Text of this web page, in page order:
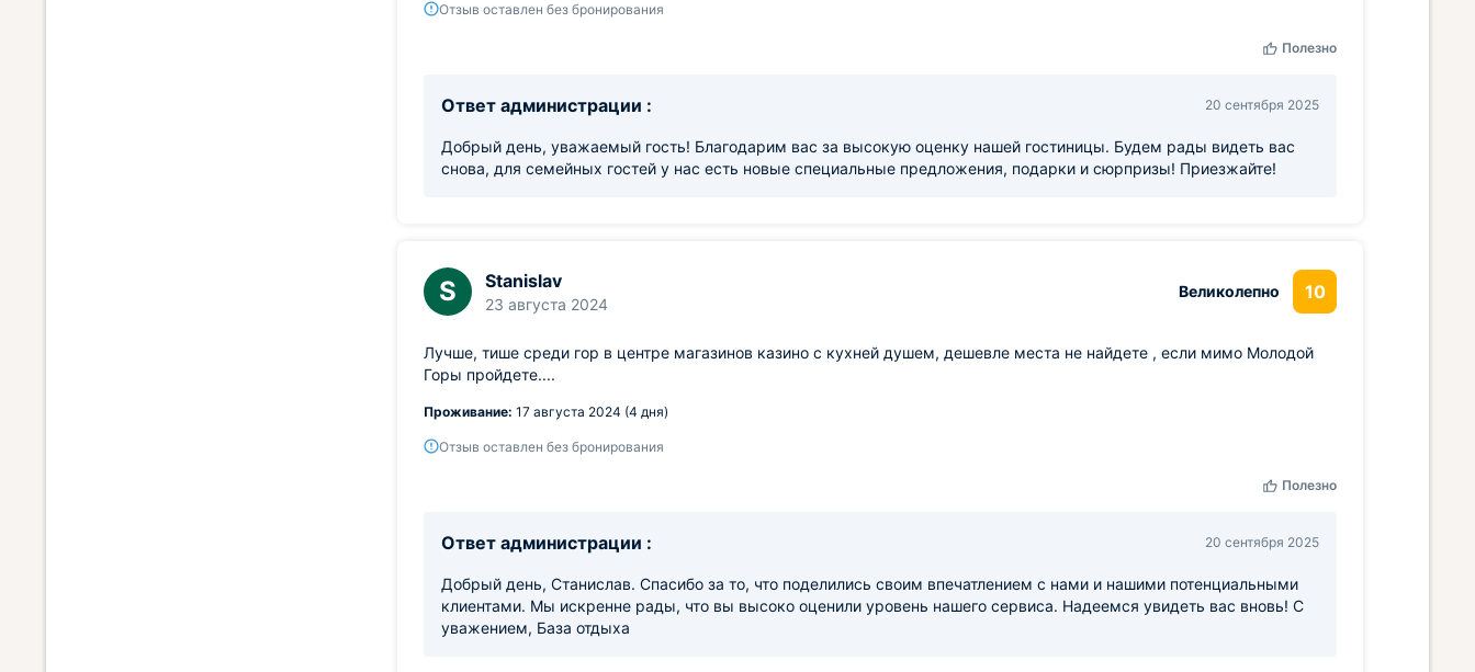
Отзыв оставлен без бронирования
Полезно
Ответ администрации : 20 сентября 2025
Добрый день, уважаемый гость! Благодарим вас за высокую оценку нашей гостиницы. Будем рады видеть вас
снова, для семейных гостей у нас есть новые специальные предложения, подарки и сюрпризы! Приезжайте!
S Stanislav
23 августа 2024
Великолепно 10
Лучше, тише среди гор в центре магазинов казино с кухней душем, дешевле места не найдете , если мимо Молодой
Горы пройдете....
Проживание: 17 августа 2024 (4 дня)
Отзыв оставлен без бронирования
Полезно
Ответ администрации : 20 сентября 2025
Добрый день, Станислав. Спасибо за то, что поделились своим впечатлением с нами и нашими потенциальными
клиентами. Мы искренне рады, что вы высоко оценили уровень нашего сервиса. Надеемся увидеть вас вновь! С
уважением, База отдыха